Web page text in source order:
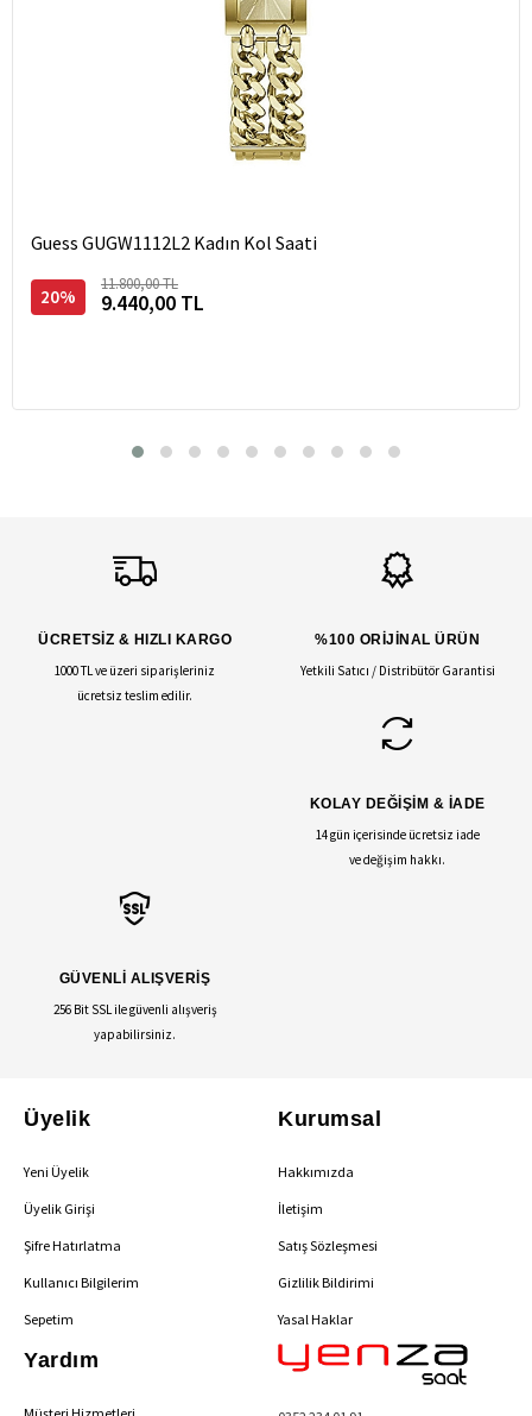
Guess GUGW1112L2 Kadın Kol Saati
20%
11.800,00 TL
9.440,00 TL
ÜCRETSİZ & HIZLI KARGO
1000 TL ve üzeri siparişleriniz
ücretsiz teslim edilir.
%100 ORİJİNAL ÜRÜN
Yetkili Satıcı / Distribütör Garantisi
KOLAY DEĞİŞİM & İADE
14 gün içerisinde ücretsiz iade
ve değişim hakkı.
GÜVENLİ ALIŞVERİŞ
256 Bit SSL ile güvenli alışveriş
yapabilirsiniz.
Üyelik
Yeni Üyelik
Üyelik Girişi
Şifre Hatırlatma
Kullanıcı Bilgilerim
Sepetim
Kurumsal
Hakkımızda
İletişim
Satış Sözleşmesi
Gizlilik Bildirimi
Yasal Haklar
Yardım